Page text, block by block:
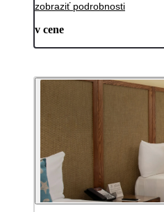
zobraziť podrobnosti
v cene